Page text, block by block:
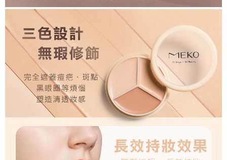
恩沛科技股份有限公司將有權停止該用戶之使用額度並採取法律行動。